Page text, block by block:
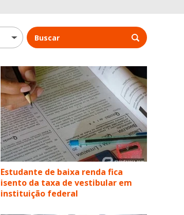
Buscar
Estudante de baixa renda fica
isento da taxa de vestibular em
instituição federal